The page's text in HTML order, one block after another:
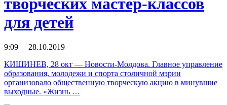
для детей
9:09 28.10.2019
КИШИНЕВ, 28 окт — Новости-Молдова. Главное управление
образования, молодежи и спорта столичной мэрии
организовало общественную творческую акцию в минувшие
выходные. «Жизнь …